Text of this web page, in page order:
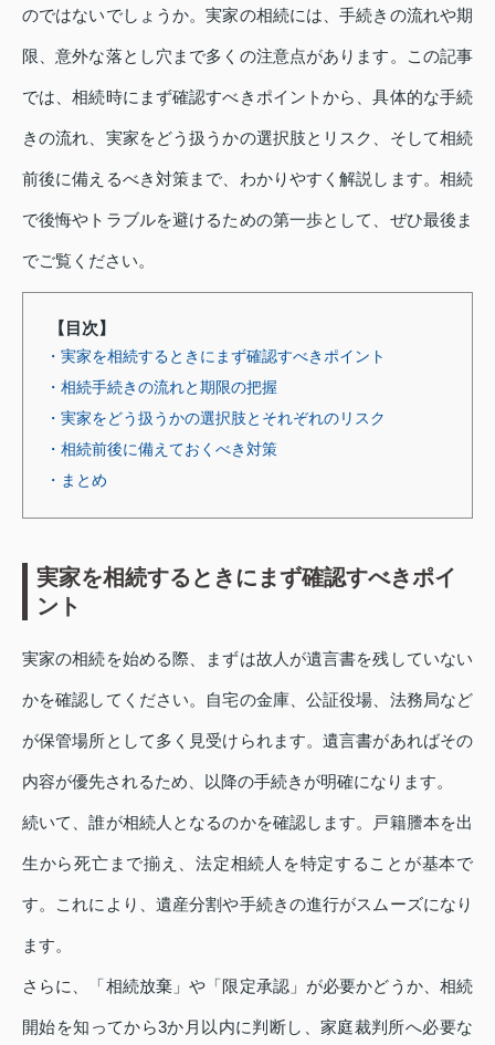
のではないでしょうか。実家の相続には、手続きの流れや期
限、意外な落とし穴まで多くの注意点があります。この記事
では、相続時にまず確認すべきポイントから、具体的な手続
きの流れ、実家をどう扱うかの選択肢とリスク、そして相続
前後に備えるべき対策まで、わかりやすく解説します。相続
で後悔やトラブルを避けるための第一歩として、ぜひ最後ま
でご覧ください。
【目次】
・実家を相続するときにまず確認すべきポイント
・相続手続きの流れと期限の把握
・実家をどう扱うかの選択肢とそれぞれのリスク
・相続前後に備えておくべき対策
・まとめ
実家を相続するときにまず確認すべきポイ
ント
実家の相続を始める際、まずは故人が遺言書を残していない
かを確認してください。自宅の金庫、公証役場、法務局など
が保管場所として多く見受けられます。遺言書があればその
内容が優先されるため、以降の手続きが明確になります。
続いて、誰が相続人となるのかを確認します。戸籍謄本を出
生から死亡まで揃え、法定相続人を特定することが基本で
す。これにより、遺産分割や手続きの進行がスムーズになり
ます。
さらに、「相続放棄」や「限定承認」が必要かどうか、相続
開始を知ってから3か月以内に判断し、家庭裁判所へ必要な